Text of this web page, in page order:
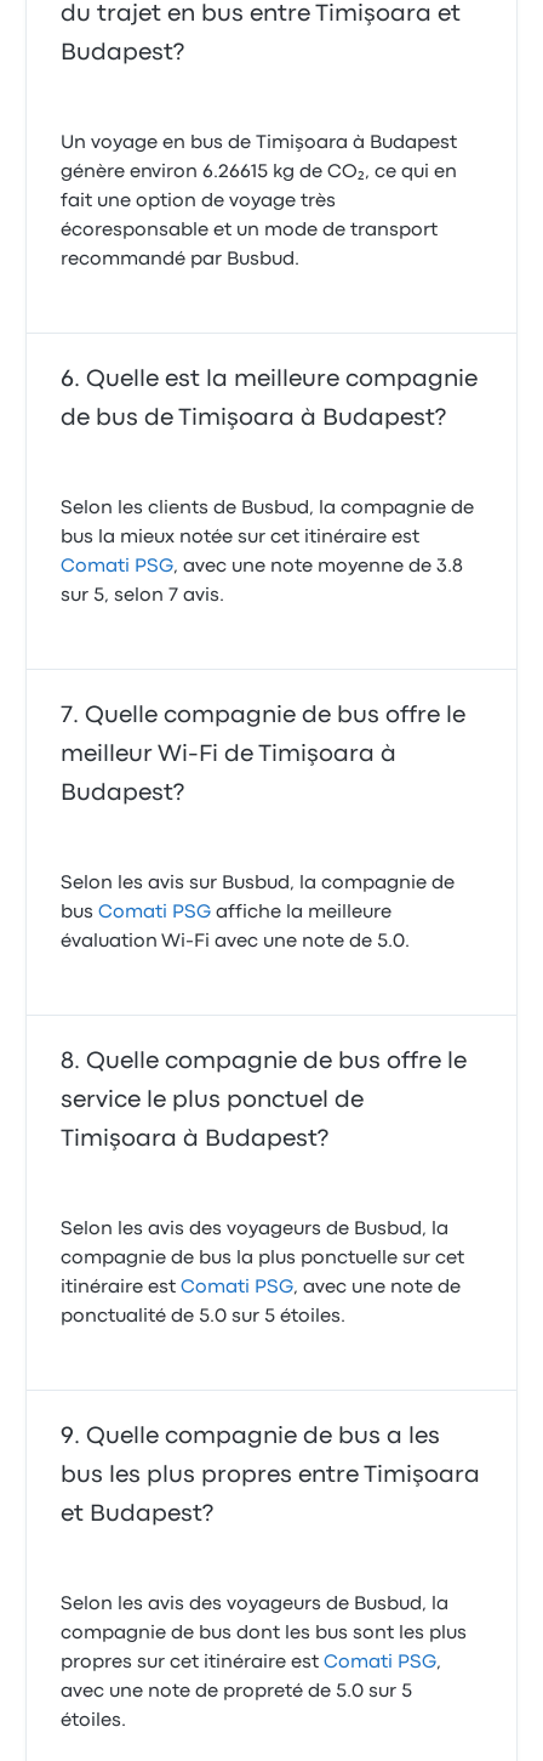
du trajet en bus entre Timişoara et
Budapest?
Un voyage en bus de Timişoara à Budapest
génère environ 6.26615 kg de CO₂, ce qui en
fait une option de voyage très
écoresponsable et un mode de transport
recommandé par Busbud.
Quelle est la meilleure compagnie
de bus de Timişoara à Budapest?
Selon les clients de Busbud, la compagnie de
bus la mieux notée sur cet itinéraire est
Comati PSG, avec une note moyenne de 3.8
sur 5, selon 7 avis.
Quelle compagnie de bus offre le
meilleur Wi-Fi de Timişoara à
Budapest?
Selon les avis sur Busbud, la compagnie de
busComati PSG affiche la meilleure
évaluation Wi-Fi avec une note de 5.0.
Quelle compagnie de bus offre le
service le plus ponctuel de
Timişoara à Budapest?
Selon les avis des voyageurs de Busbud, la
compagnie de bus la plus ponctuelle sur cet
itinéraire estComati PSG, avec une note de
ponctualité de 5.0 sur 5 étoiles.
Quelle compagnie de bus a les
bus les plus propres entre Timişoara
et Budapest?
Selon les avis des voyageurs de Busbud, la
compagnie de bus dont les bus sont les plus
propres sur cet itinéraire estComati PSG,
avec une note de propreté de 5.0 sur 5
étoiles.